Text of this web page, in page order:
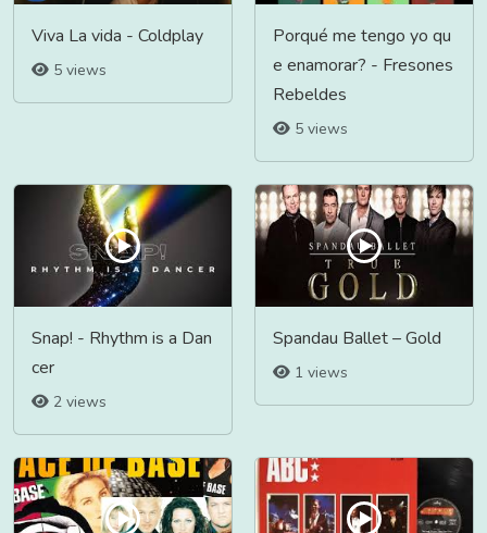
Viva La vida - Coldplay
5 views
Porqué me tengo yo qu
e enamorar? - Fresones
Rebeldes
5 views
Snap! - Rhythm is a Dan
cer
2 views
Spandau Ballet – Gold
1 views